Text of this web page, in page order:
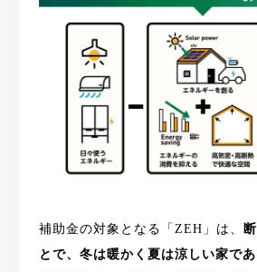
補助金の対象となる「ZEH」は、
とで、冬は暖かく夏は涼しい家で